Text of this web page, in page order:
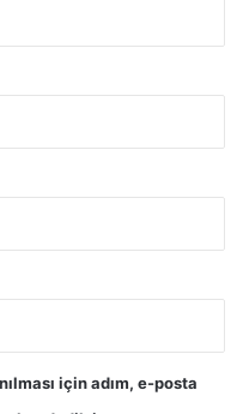
için adım, e-posta